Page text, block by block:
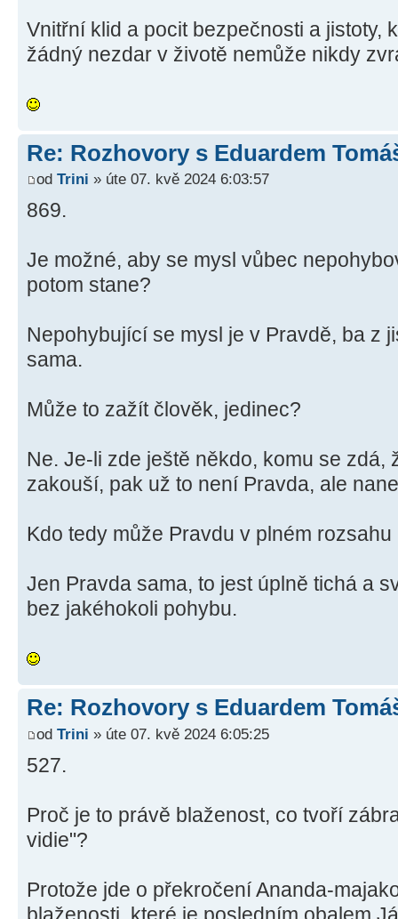
Vnitřní klid a pocit bezpečnosti a jistoty,
žádný nezdar v životě nemůže nikdy
Re: Rozhovory s Eduardem
od Trini » úte 07. kvě 2024 6:03:57
869.
Je možné, aby se mysl vůbec
potom stane?
Nepohybující se mysl je v Pravdě, ba z
sama.
Může to zažít člověk, jedinec?
Ne. Je-li zde ještě někdo, komu se zdá,
zakouší, pak už to není Pravda, ale
Kdo tedy může Pravdu v plném rozsahu
Jen Pravda sama, to jest úplně tichá a
bez jakéhokoli pohybu.
Re: Rozhovory s Eduardem
od Trini » úte 07. kvě 2024 6:05:25
527.
Proč je to právě blaženost, co tvoří
vidie"?
Protože jde o překročení Ananda-
blaženosti, které je posledním obalem